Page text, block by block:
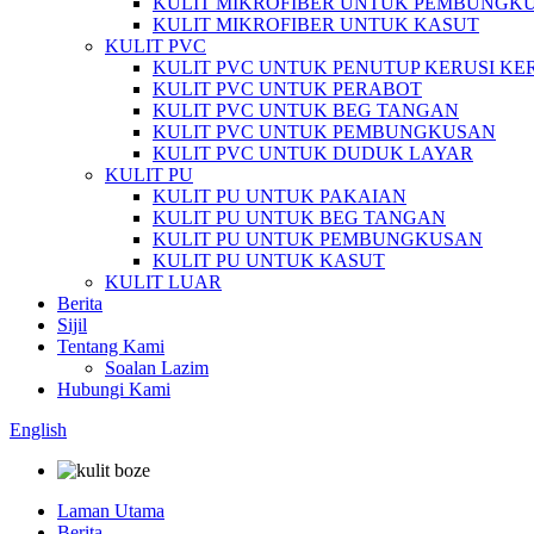
KULIT MIKROFIBER UNTUK KASUT
KULIT PVC
KULIT PVC UNTUK PENUTUP KERUSI
KULIT PVC UNTUK PERABOT
KULIT PVC UNTUK BEG TANGAN
KULIT PVC UNTUK PEMBUNGKUSAN
KULIT PVC UNTUK DUDUK LAYAR
KULIT PU
KULIT PU UNTUK PAKAIAN
KULIT PU UNTUK BEG TANGAN
KULIT PU UNTUK PEMBUNGKUSAN
KULIT PU UNTUK KASUT
KULIT LUAR
Berita
Sijil
Tentang Kami
Soalan Lazim
Hubungi Kami
English
Laman Utama